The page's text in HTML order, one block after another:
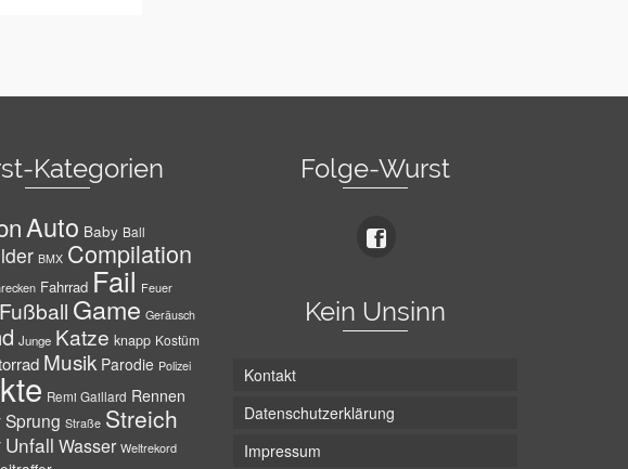
Kategorien
Auto Baby Ball
BMX Compilation
Fahrrad Fail Feuer
Fußball Game Geräusch
Junge Katze knapp Kostüm
Musik Parodie Polizei
Remi Gaillard Rennen
Sprung Straße Streich
Unfall Wasser Weltrekord
Folge-Wurst
Kein Unsinn
Kontakt
Datenschutzerklärung
Impressum